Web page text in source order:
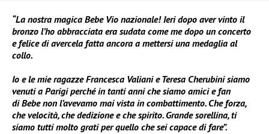
“La nostra magica Bebe Vio nazionale! Ieri dopo aver vinto il
bronzo l’ho abbracciata era sudata come me dopo un concerto
e felice di avercela fatta ancora a mettersi una medaglia al
collo.
Io e le mie ragazze Francesca Valiani e Teresa Cherubini siamo
venuti a Parigi perché in tanti anni che siamo amici e fan
di Bebe non l’avevamo mai vista in combattimento. Che forza,
che velocità, che dedizione e che spirito. Grande sorellina, ti
siamo tutti molto grati per quello che sei capace di fare”.